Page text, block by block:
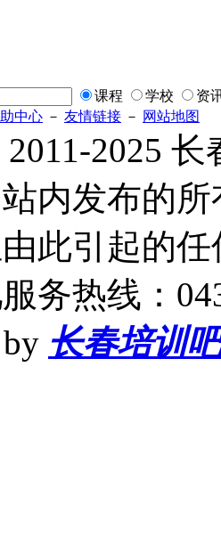
课程 学校
资
中心 － 友情链接 － 网站地图
2025
内发布的
此引起的
务热线：
长春培训吧